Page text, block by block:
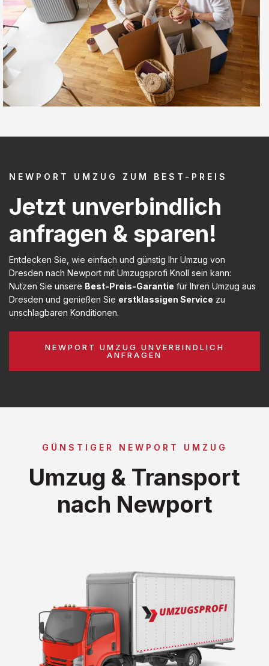
NEWPORT UMZUG ZUM BEST-PREIS
Jetzt unverbindlich
anfragen & sparen!
Entdecken Sie, wie einfach und günstig Ihr Umzug von
Dresden nach Newport mit Umzugsprofi Knoll sein kann:
Nutzen Sie unsere Best-Preis-Garantie für Ihren Umzug aus
Dresden und genießen Sie erstklassigen Service zu
unschlagbaren Konditionen.
NEWPORT UMZUG UNVERBINDLICH
ANFRAGEN
GÜNSTIGER NEWPORT UMZUG
Umzug & Transport
nach Newport